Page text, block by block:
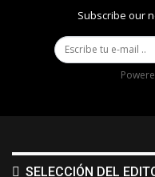
Subscribe our
SELECCIÓN DEL